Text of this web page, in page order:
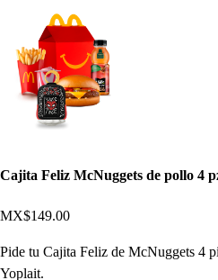
Cajita Feliz McNuggets de pollo 4
MX$149.00
Pide tu Cajita Feliz de McNuggets 4
Yoplait.